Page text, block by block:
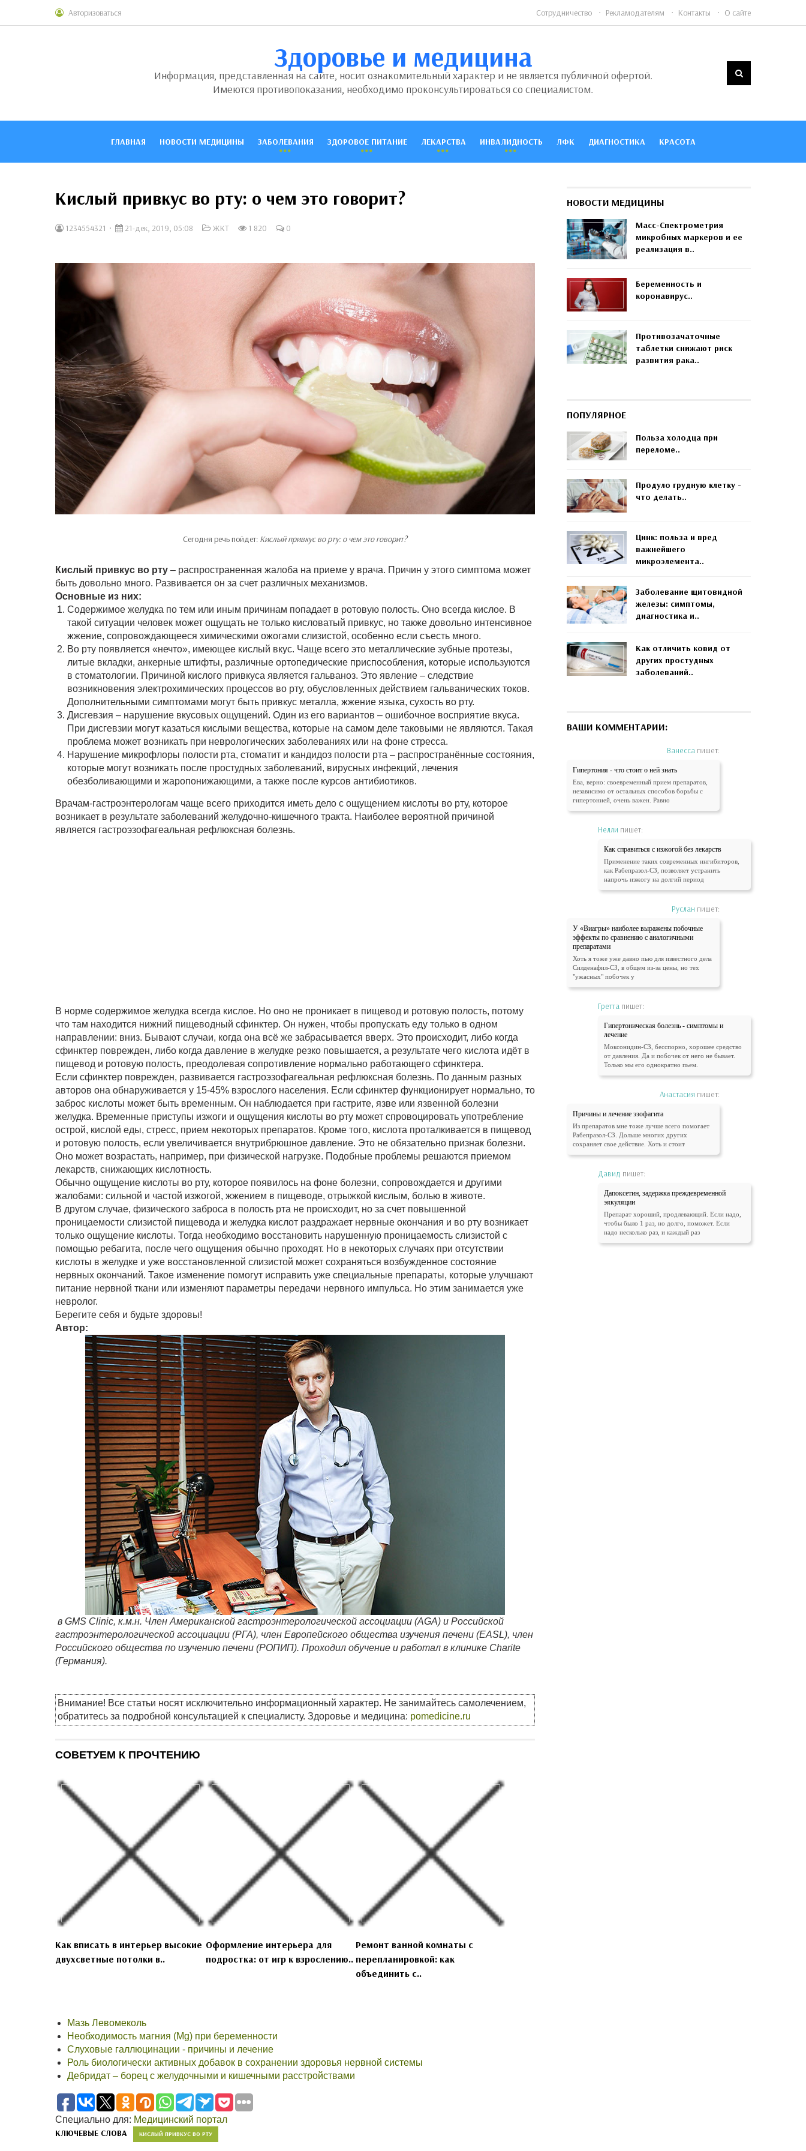
Авторизоваться Сотрудничество Рекламодателям Контакты О сайте
Здоровье и медицина
Информация, представленная на сайте, носит ознакомительный характер и не является публичной офертой.
Имеются противопоказания, необходимо проконсультироваться со специалистом.
ГЛАВНАЯ НОВОСТИ МЕДИЦИНЫ ЗАБОЛЕВАНИЯ ЗДОРОВОЕ ПИТАНИЕ ЛЕКАРСТВА ИНВАЛИДНОСТЬ ЛФК ДИАГНОСТИКА КРАСОТА
Кислый привкус во рту: о чем это говорит?
1234554321 21-дек, 2019, 05:08 ЖКТ 1 820 0
Сегодня речь пойдет: Кислый привкус во рту: о чем это говорит?
Кислый привкус во рту – распространенная жалоба на приеме у врача. Причин у этого симптома может
быть довольно много. Развивается он за счет различных механизмов.
Основные из них:
Содержимое желудка по тем или иным причинам попадает в ротовую полость. Оно всегда кислое. В
такой ситуации человек может ощущать не только кисловатый привкус, но также довольно интенсивное
жжение, сопровождающееся химическими ожогами слизистой, особенно если съесть много.
Во рту появляется «нечто», имеющее кислый вкус. Чаще всего это металлические зубные протезы,
литые вкладки, анкерные штифты, различные ортопедические приспособления, которые используются
в стоматологии. Причиной кислого привкуса является гальваноз. Это явление – следствие
возникновения электрохимических процессов во рту, обусловленных действием гальванических токов.
Дополнительными симптомами могут быть привкус металла, жжение языка, сухость во рту.
Дисгевзия – нарушение вкусовых ощущений. Один из его вариантов – ошибочное восприятие вкуса.
При дисгевзии могут казаться кислыми вещества, которые на самом деле таковыми не являются. Такая
проблема может возникать при неврологических заболеваниях или на фоне стресса.
Нарушение микрофлоры полости рта, стоматит и кандидоз полости рта – распространённые состояния,
которые могут возникать после простудных заболеваний, вирусных инфекций, лечения
обезболивающими и жаропонижающими, а также после курсов антибиотиков.
Врачам-гастроэнтерологам чаще всего приходится иметь дело с ощущением кислоты во рту, которое
возникает в результате заболеваний желудочно-кишечного тракта. Наиболее вероятной причиной
является гастроэзофагеальная рефлюксная болезнь.
В норме содержимое желудка всегда кислое. Но оно не проникает в пищевод и ротовую полость, потому
что там находится нижний пищеводный сфинктер. Он нужен, чтобы пропускать еду только в одном
направлении: вниз. Бывают случаи, когда она всё же забрасывается вверх. Это происходит, либо когда
сфинктер поврежден, либо когда давление в желудке резко повышается, а результате чего кислота идёт в
пищевод и ротовую полость, преодолевая сопротивление нормально работающего сфинктера.
Если сфинктер поврежден, развивается гастроэзофагеальная рефлюксная болезнь. По данным разных
авторов она обнаруживается у 15-45% взрослого населения. Если сфинктер функционирует нормально, то
заброс кислоты может быть временным. Он наблюдается при гастрите, язве или язвенной болезни
желудка. Временные приступы изжоги и ощущения кислоты во рту может спровоцировать употребление
острой, кислой еды, стресс, прием некоторых препаратов. Кроме того, кислота проталкивается в пищевод
и ротовую полость, если увеличивается внутрибрюшное давление. Это не обязательно признак болезни.
Оно может возрастать, например, при физической нагрузке. Подобные проблемы решаются приемом
лекарств, снижающих кислотность.
Обычно ощущение кислоты во рту, которое появилось на фоне болезни, сопровождается и другими
жалобами: сильной и частой изжогой, жжением в пищеводе, отрыжкой кислым, болью в животе.
В другом случае, физического заброса в полость рта не происходит, но за счет повышенной
проницаемости слизистой пищевода и желудка кислот раздражает нервные окончания и во рту возникает
только ощущение кислоты. Тогда необходимо восстановить нарушенную проницаемость слизистой с
помощью ребагита, после чего ощущения обычно проходят. Но в некоторых случаях при отсутствии
кислоты в желудке и уже восстановленной слизистой может сохраняться возбужденное состояние
нервных окончаний. Такое изменение помогут исправить уже специальные препараты, которые улучшают
питание нервной ткани или изменяют параметры передачи нервного импульса. Но этим занимается уже
невролог.
Берегите себя и будьте здоровы!
Автор:
в GMS Clinic, к.м.н. Член Американской гастроэнтерологической ассоциации (AGA) и Российской
гастроэнтерологической ассоциации (РГА), член Европейского общества изучения печени (EASL), член
Российского общества по изучению печени (РОПИП). Проходил обучение и работал в клинике Charite
(Германия).
Внимание! Все статьи носят исключительно информационный характер. Не занимайтесь самолечением,
обратитесь за подробной консультацией к специалисту. Здоровье и медицина: pomedicine.ru
СОВЕТУЕМ К ПРОЧТЕНИЮ
Как вписать в интерьер высокие
двухсветные потолки в..
Оформление интерьера для
подростка: от игр к взрослению..
Ремонт ванной комнаты с
перепланировкой: как
объединить с..
Мазь Левомеколь
Необходимость магния (Mg) при беременности
Слуховые галлюцинации - причины и лечение
Роль биологически активных добавок в сохранении здоровья нервной системы
Дебридат – борец с желудочными и кишечными расстройствами
Специально для: Медицинский портал
КЛЮЧЕВЫЕ СЛОВА КИСЛЫЙ ПРИВКУС ВО РТУ
НОВОСТИ МЕДИЦИНЫ
Масс-Спектрометрия
микробных маркеров и ее
реализация в..
Беременность и
коронавирус..
Противозачаточные
таблетки снижают риск
развития рака..
ПОПУЛЯРНОЕ
Польза холодца при
переломе..
Продуло грудную клетку -
что делать..
Цинк: польза и вред
важнейшего
микроэлемента..
Заболевание щитовидной
железы: симптомы,
диагностика и..
Как отличить ковид от
других простудных
заболеваний..
ВАШИ КОММЕНТАРИИ:
Ванесса пишет:
Гипертония - что стоит о ней знать
Ева, верно: своевременный прием препаратов,
независимо от остальных способов борьбы с
гипертонией, очень важен. Равно
Нелли пишет:
Как справиться с изжогой без лекарств
Применение таких современных ингибиторов,
как Рабепразол-СЗ, позволяет устранить
напрочь изжогу на долгий период
Руслан пишет:
У «Виагры» наиболее выражены побочные
эффекты по сравнению с аналогичными
препаратами
Хоть я тоже уже давно пью для известного дела
Силденафил-СЗ, в общем из-за цены, но тех
"ужасных" побочек у
Гретта пишет:
Гипертоническая болезнь - симптомы и
лечение
Моксонидин-СЗ, бесспорно, хорошее средство
от давления. Да и побочек от него не бывает.
Только мы его однократно пьем.
Анастасия пишет:
Причины и лечение эзофагита
Из препаратов мне тоже лучше всего помогает
Рабепразол-СЗ. Дольше многих других
сохраняет свое действие. Хоть и стоит
Давид пишет:
Дапоксетин, задержка преждевременной
эякуляции
Препарат хороший, продлевающий. Если надо,
чтобы было 1 раз, но долго, поможет. Если
надо несколько раз, и каждый раз